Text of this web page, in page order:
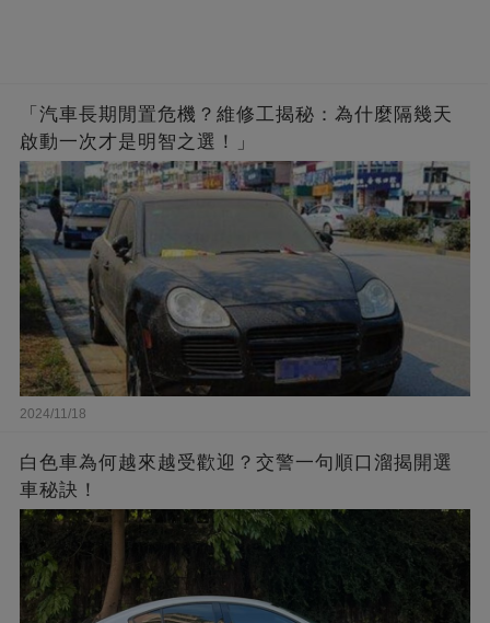
「汽車長期閒置危機？維修工揭秘：為什麼隔幾天
啟動一次才是明智之選！」
2024/11/18
白色車為何越來越受歡迎？交警一句順口溜揭開選
車秘訣！